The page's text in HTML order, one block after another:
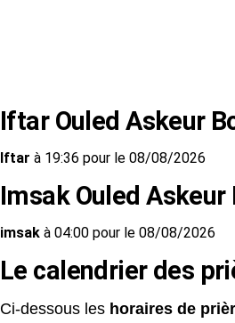
Iftar Ouled Askeur
Iftar à 19:36 pour le 08/08/2026
Imsak Ouled Askeur
imsak à 04:00 pour le 08/08/2026
Le calendrier des
Ci-dessous les horaires de